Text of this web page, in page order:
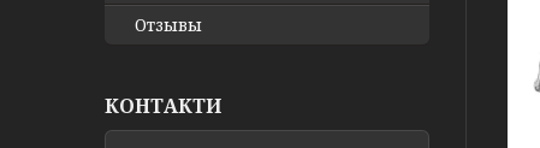
Отзывы
КОНТАКТИ